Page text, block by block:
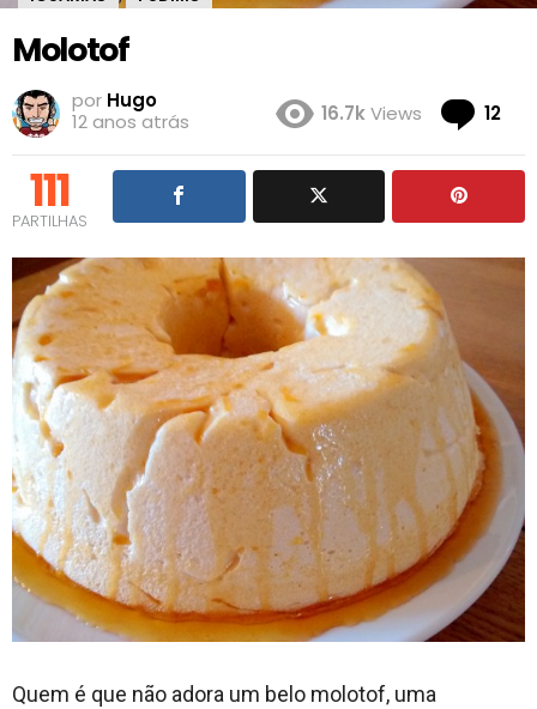
Molotof
por Hugo
12 anos atrás
16.7kViews 12
111
PARTILHAS
Quem é que não adora um belo molotof, uma